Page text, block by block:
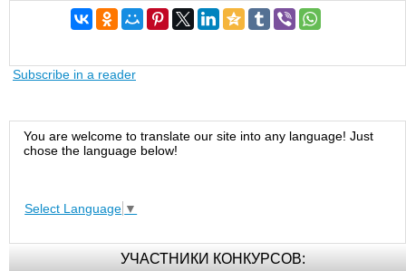
Subscribe in a reader
You are welcome to translate our site into any language! Just
chose the language below!
Select Language ▼
УЧАСТНИКИ КОНКУРСОВ: